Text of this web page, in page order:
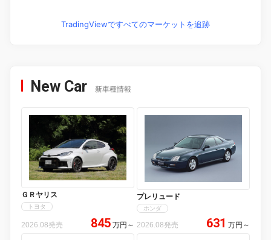
TradingViewですべてのマーケットを追跡
New Car 新車種情報
ＧＲヤリス
トヨタ
2026.08発売 845 万円 ～
プレリュード
ホンダ
2026.08発売 631 万円 ～